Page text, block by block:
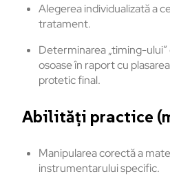
Alegerea individualizată a
tratament.
Determinarea „timing-
osoase în raport cu
protetic final.
Abilități practice
Manipularea corectă a
instrumentarului specific.